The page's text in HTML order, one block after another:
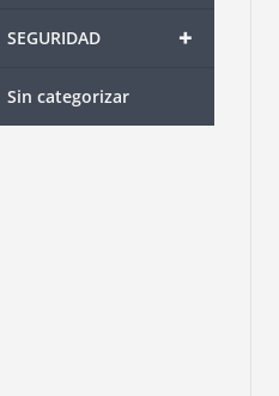
+
SEGURIDAD
Sin categorizar